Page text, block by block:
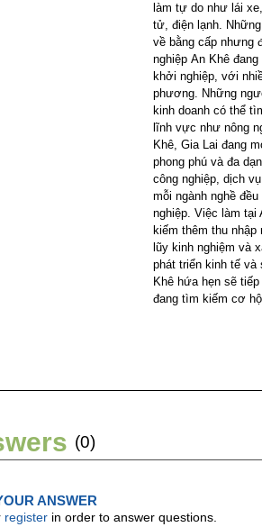
làm tự do như lái
tử, điện lạnh.
về bằng cấp nhưng
nghiệp An Khê
khởi nghiệp, với
phương. Những
kinh doanh có thể
lĩnh vực như nông
Khê, Gia Lai đang
phong phú và đa
công nghiệp, dịch
mỗi ngành nghề
nghiệp. Việc làm tại
kiếm thêm thu
lũy kinh nghiệm và
phát triển kinh tế
Khê hứa hẹn sẽ
đang tìm kiếm cơ
(0)
ANSWER
register in order to answer questions.